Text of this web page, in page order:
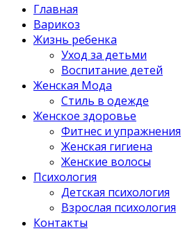
Главная
Варикоз
Жизнь ребенка
Уход за детьми
Воспитание детей
Женская Мода
Стиль в одежде
Женское здоровье
Фитнес и упражнения
Женская гигиена
Женские волосы
Психология
Детская психология
Взрослая психология
Контакты